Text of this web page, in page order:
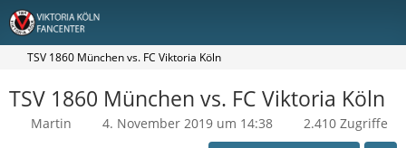
TSV 1860 München vs. FC Viktoria Köln
TSV 1860 München vs. FC Viktoria Köln
Martin 4. November 2019 um 14:38 2.410 Zugriffe